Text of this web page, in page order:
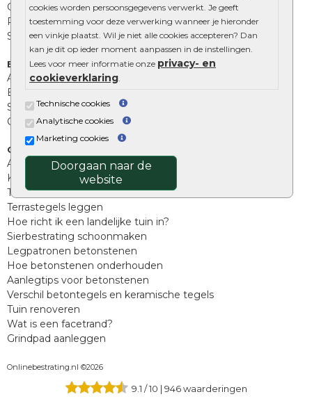
cookies worden persoonsgegevens verwerkt. Je geeft
toestemming voor deze verwerking wanneer je hieronder
een vinkje plaatst. Wil je niet alle cookies accepteren? Dan
kan je dit op ieder moment aanpassen in de instellingen.
Lees voor meer informatie onze privacy- en
cookieverklaring.
Technische cookies
Analytische cookies
Marketing cookies
Doorgaan naar de
website
Opsluitbanden
Palissades
Stapelblokken
Extra benodigdheden
Afwatering en diversen
Beplantings en betonelementen
Split, grind en zand
Oprit tegels
Overig
Aanbiedingen
Kunstgras
Tuintegels outlet
Terrastegels leggen
Hoe richt ik een landelijke tuin in?
Sierbestrating schoonmaken
Legpatronen betonstenen
Hoe betonstenen onderhouden
Aanlegtips voor betonstenen
Verschil betontegels en keramische tegels
Tuin renoveren
Wat is een facetrand?
Grindpad aanleggen
Onlinebestrating.nl ©2026
9.1 / 10 | 946 waarderingen